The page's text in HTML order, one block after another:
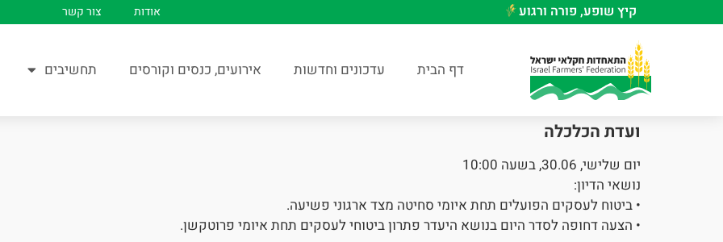
קיץ שופע, פורה ורגוע אודות צור קשר
דף הבית עדכונים וחדשות אירועים, כנסים וקורסים תחשיבים
ועדת הכלכלה
יום שלישי, 30.06, בשעה 10:00
נושאי הדיון:
• ביטוח לעסקים הפועלים תחת איומי סחיטה מצד ארגוני פשיעה.
• הצעה דחופה לסדר היום בנושא היעדר פתרון ביטוחי לעסקים תחת איומי פרוטקשן.